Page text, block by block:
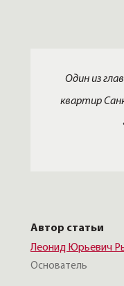
Один из
квартир
Автор статьи
Леонид Юрьевич
Основатель